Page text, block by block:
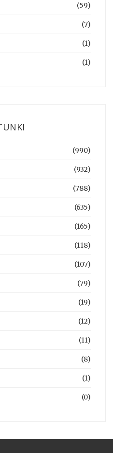
(59)
(7)
(1)
(1)
(990)
(932)
(788)
(635)
(165)
(118)
(107)
(79)
(19)
(12)
(11)
(8)
(1)
(0)